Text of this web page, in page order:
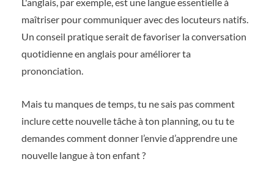
maîtriser pour communiquer avec des locuteurs natifs.
Un conseil pratique serait de favoriser la conversation
quotidienne en anglais pour améliorer ta
prononciation.
Mais tu manques de temps, tu ne sais pas comment
inclure cette nouvelle tâche à ton planning, ou tu te
demandes comment donner l’envie d’apprendre une
nouvelle langue à ton enfant ?